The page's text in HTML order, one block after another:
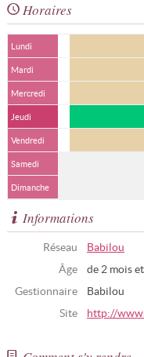
Horaires
Lundi
Mardi
Mercredi
Jeudi
Vendredi
Samedi
Dimanche
Informations
Réseau
Babilou
Âge
de 2 mois
Gestionnaire
Babilou
Site
http://